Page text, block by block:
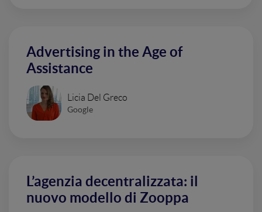
Advertising in the Age of
Assistance
Licia Del Greco
Google
L’agenzia decentralizzata: il
nuovo modello di Zooppa